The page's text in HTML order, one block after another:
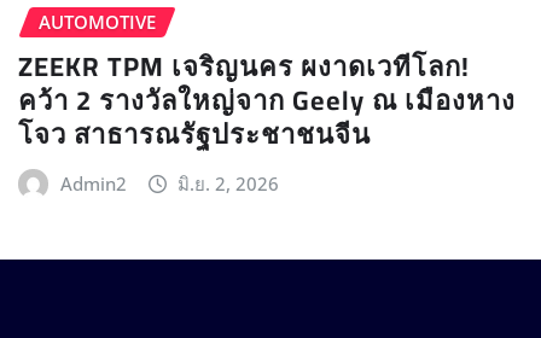
AUTOMOTIVE
ZEEKR TPM เจริญนคร ผงาดเวทีโลก!
คว้า 2 รางวัลใหญ่จาก Geely ณ เมืองหาง
โจว สาธารณรัฐประชาชนจีน
Admin2 มิ.ย. 2, 2026